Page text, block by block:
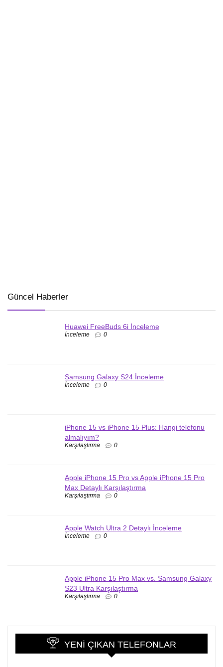
Güncel Haberler
Huawei FreeBuds 6i İnceleme
İnceleme 0
Samsung Galaxy S24 İnceleme
İnceleme 0
iPhone 15 vs iPhone 15 Plus: Hangi telefonu
almalıyım?
Karşılaştırma 0
Apple iPhone 15 Pro vs Apple iPhone 15 Pro
Max Detaylı Karşılaştırma
Karşılaştırma 0
Apple Watch Ultra 2 Detaylı İnceleme
İnceleme 0
Apple iPhone 15 Pro Max vs. Samsung Galaxy
S23 Ultra Karşılaştırma
Karşılaştırma 0
YENI ÇIKAN TELEFONLAR